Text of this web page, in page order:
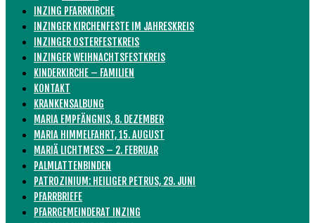
INZING PFARRKIRCHE
INZINGER KIRCHENFESTE IM JAHRESKREIS
INZINGER OSTERFESTKREIS
INZINGER WEIHNACHTSFESTKREIS
KINDERKIRCHE – FAMILIEN
KONTAKT
KRANKENSALBUNG
MARIA EMPFÄNGNIS, 8. DEZEMBER
MARIA HIMMELFAHRT, 15. AUGUST
MARIÄ LICHTMESS – 2. FEBRUAR
PALMLATTENBINDEN
PATROZINIUM: HEILIGER PETRUS, 29. JUNI
PFARRBRIEFE
PFARRGEMEINDERAT INZING